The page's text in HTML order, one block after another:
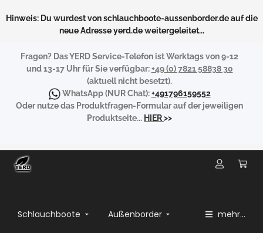
Hinweis: Du wurdest von schlauchboote-aussenborder.de auf die
neue Adresse yerd.de weitergeleitet...
Fragen? Das YERD Service-Telefon ist Werktags von 9-12
und 13-17 Uhr für Sie verfügbar:+49 (0) 7821 58838 30
(aktuell nicht besetzt).
WhatsApp(NUR Chat):+491796159552
Oder nutze das Produktfragen-Formular auf der jeweiligen
Produktseite... HIER>>
Schlauchboote Außenborder mehr...